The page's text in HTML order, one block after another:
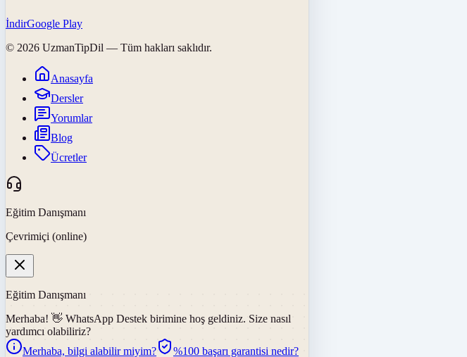
İndirGoogle Play
© 2026 UzmanTipDil — Tüm hakları saklıdır.
Anasayfa
Dersler
Yorumlar
Blog
Ücretler
Eğitim Danışmanı
Çevrimiçi (online)
Eğitim Danışmanı
Merhaba! 👋 WhatsApp Destek birimine hoş geldiniz. Size nasıl
yardımcı olabiliriz?
Merhaba, bilgi alabilir miyim?
%100 başarı garantisi nedir?